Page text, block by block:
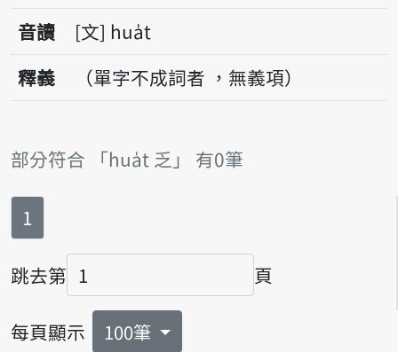
音讀
文 hua̍t
釋義
（單字不成詞者 ，無義項）
部分符合 「hua̍t 乏」 有0筆
第
1
跳去第
頁碼
頁
每頁顯示 100筆